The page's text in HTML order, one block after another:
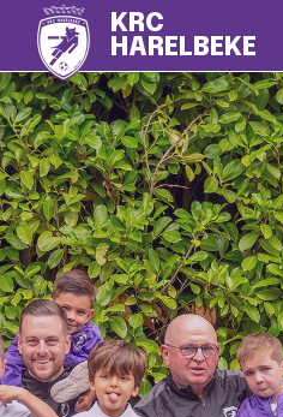
KRC
HARELBEKE